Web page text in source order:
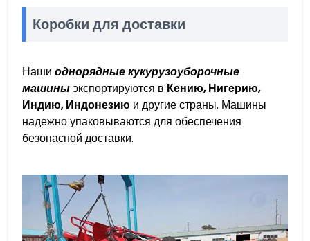
Коробки для доставки
Наши однорядные кукурузоуборочные
машиныэкспортируются в Кению, Нигерию,
Индию, Индонезию и другие страны. Машины
надежно упаковываются для обеспечения
безопасной доставки.